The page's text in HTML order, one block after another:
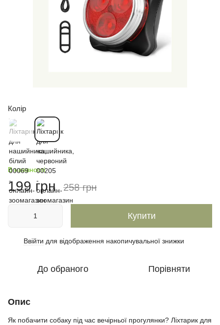
Колір
В наявності
199 грн 258 грн
Купити
Ввійти для відображення накопичувальної знижки
До обраного Порівняти
Опис
Як побачити собаку під час вечірньої прогулянки? Ліхтарик для